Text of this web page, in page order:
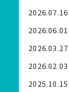
2026.07.16
2026.06.01
2026.03.27
2026.02.03
2025.10.15